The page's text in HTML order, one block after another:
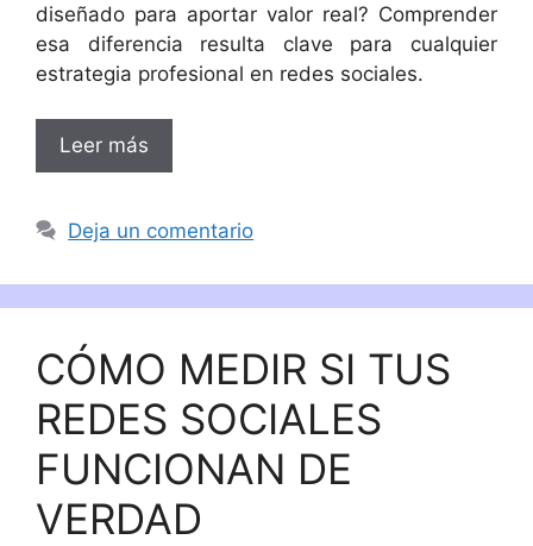
diseñado para aportar valor real? Comprender
esa diferencia resulta clave para cualquier
estrategia profesional en redes sociales.
Leer más
Deja un comentario
CÓMO MEDIR SI TUS
REDES SOCIALES
FUNCIONAN DE
VERDAD